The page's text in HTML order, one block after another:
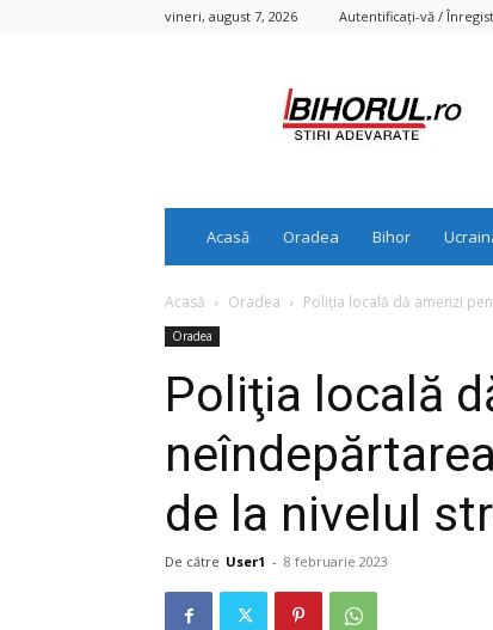
vineri, august 7, 2026 Autentificați-vă /
Acasă Oradea Bihor
Acasă Oradea Poliţia locală dă amenzi
Oradea
Poliţia locală
de la nivelul
De către User1 - 8 februarie 2023